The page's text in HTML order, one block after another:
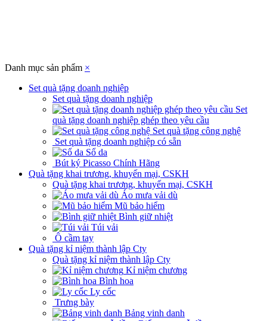
Danh mục sản phẩm ×
Set quà tặng doanh nghiệp
Set quà tặng doanh nghiệp
Set
quà tặng doanh nghiệp ghép theo yêu cầu
Set quà tặng công nghệ
Set quà tặng doanh nghiệp có sẵn
Sổ da
Bút ký Picasso Chính Hãng
Quà tặng khai trương, khuyến mại, CSKH
Quà tặng khai trương, khuyến mại, CSKH
Áo mưa vải dù
Mũ bảo hiểm
Bình giữ nhiệt
Túi vải
Ô cầm tay
Quà tặng kỉ niệm thành lập Cty
Quà tặng kỉ niệm thành lập Cty
Kỉ niệm chương
Bình hoa
Ly cốc
Trưng bày
Bảng vinh danh